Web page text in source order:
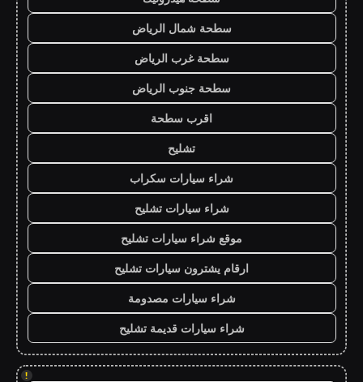
سطحة شمال الرياض
سطحة غرب الرياض
سطحة جنوب الرياض
اقرب سطحة
تشليح
شراء سيارات سكراب
شراء سيارات تشليح
موقع شراء سيارات تشليح
ارقام يشترون سيارات تشليح
شراء سيارات مصدومة
شراء سيارات قديمة تشليح
!